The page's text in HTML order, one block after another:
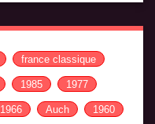
france classique
1985 1977
1966 Auch 1960